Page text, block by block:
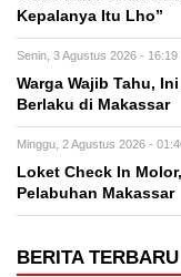
Kepalanya Itu Lho”
Senin, 3 Agustus 2026 - 16:19
Warga Wajib Tahu,
Berlaku di Makassar
Minggu, 2 Agustus 2026 -
Loket Check In
Pelabuhan Makassar
BERITA TERBARU